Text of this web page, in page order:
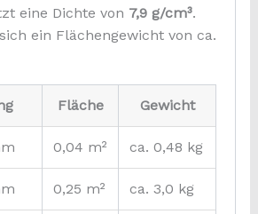
eine Dichte von 7,9 g/cm³.
ein Flächengewicht von ca.
Fläche Gewicht
0,04 m² ca. 0,48 kg
0,25 m² ca. 3,0 kg